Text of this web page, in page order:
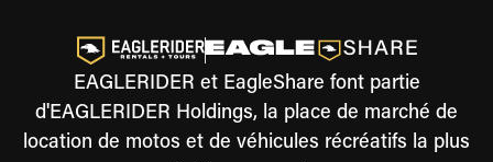
EAGLERIDER et EagleShare font partie
d'EAGLERIDER Holdings, la place de marché de
location de motos et de véhicules récréatifs la plus